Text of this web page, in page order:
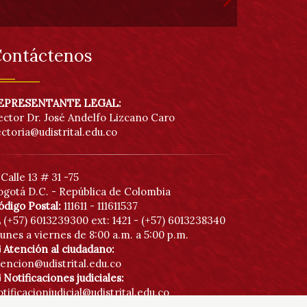
LEGAL:
Dr. José Andelfo Lizcano Caro
13 # 31 -75
D.C. - República de Colombia
Postal: 111611 - 111611537
(+57) 6013239300 ext: 1421 - (+57) 6013238340
a viernes de 8:00 a.m. a 5:00 p.m.
Atención al ciudadano:
Notificaciones judiciales: